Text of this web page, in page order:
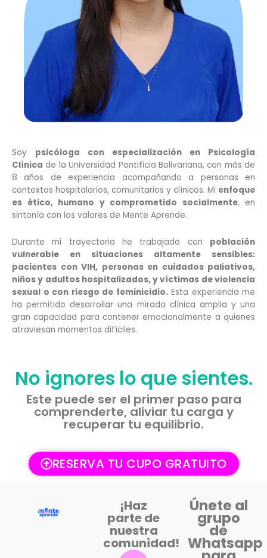
Soy psicóloga con especialización en Psicología
Clínica de la Universidad Pontificia Bolivariana, con más de
8 años de experiencia acompañando a personas en
contextos hospitalarios, comunitarios y clínicos. Mi enfoque
es ético, humano y comprometido socialmente, en
sintonía con los valores de Mente Aprende.
Durante mi trayectoria he trabajado con población
vulnerable en situaciones altamente sensibles:
pacientes con VIH, personas en cuidados paliativos,
niños y adultos hospitalizados, y víctimas de violencia
sexual o con riesgo de feminicidio.Esta experiencia me
ha permitido desarrollar una mirada clínica amplia y una
gran capacidad para contener emocionalmente a quienes
atraviesan momentos difíciles.
No ignores lo que sientes.
Este puede ser el primer paso para
comprenderte, aliviar tu carga y
recuperar tu equilibrio.
RESERVA TU CUPO GRATUITO
¡Haz
parte de
nuestra
comunidad!
Únete al
grupo
de
Whatsapp